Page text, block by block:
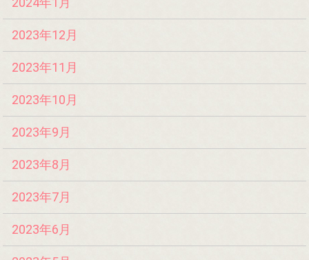
2023年12月
2023年11月
2023年10月
2023年9月
2023年8月
2023年7月
2023年6月